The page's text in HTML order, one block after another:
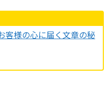
客様の心に届く文章の秘